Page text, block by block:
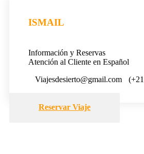
ISMAIL
Información y Reservas
Atención al Cliente en Español
Viajesdesierto@gmail.com
Reservar Viaje